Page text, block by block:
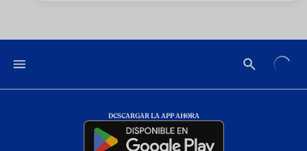
DESCARGAR LA APP AHORA